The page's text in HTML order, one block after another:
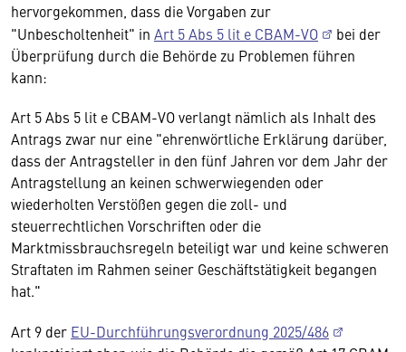
hervorgekommen, dass die Vorgaben zur
"Unbescholtenheit" in Art 5 Abs 5 lit e CBAM-VO
bei der
Überprüfung durch die Behörde zu Problemen führen
kann:
Art 5 Abs 5 lit e CBAM-VO verlangt nämlich als Inhalt des
Antrags zwar nur eine "ehrenwörtliche Erklärung darüber,
dass der Antragsteller in den fünf Jahren vor dem Jahr der
Antragstellung an keinen schwerwiegenden oder
wiederholten Verstößen gegen die zoll- und
steuerrechtlichen Vorschriften oder die
Marktmissbrauchsregeln beteiligt war und keine schweren
Straftaten im Rahmen seiner Geschäftstätigkeit begangen
hat."
Art 9 der EU-Durchführungsverordnung 2025/486